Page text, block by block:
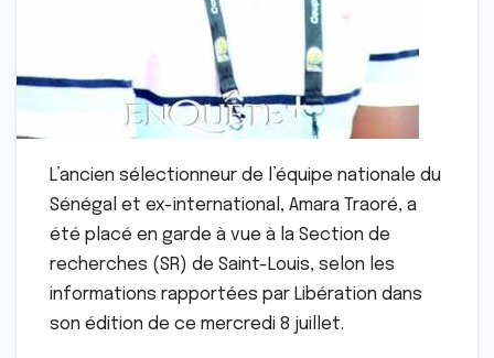
L’ancien sélectionneur de l’équipe nationale du
Sénégal et ex-international, Amara Traoré, a
été placé en garde à vue à la Section de
recherches (SR) de Saint-Louis, selon les
informations rapportées par Libération dans
son édition de ce mercredi 8 juillet.